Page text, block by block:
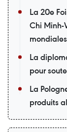
La 20e
Chi Minh-
mondiales
La
pour
La
produits